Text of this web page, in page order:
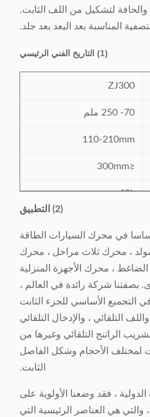
والحافة لتشكيل من اللف الثابت.
(1) التاريخ الفني الرئيسي
ZJ300
70- 250 ملم
110-210mm
≤300mm
40L
حوالي 2300kg
L3716x W1258 x
H2110mm
(2) التطبيق
في محرك السيارات الطاقة
، محرك ثلاث مراحل ، محرك
، محرك الأجهزة المنزلية
بصفتنا شركة رائدة في العالم ،
التجميع الأساسي للجزء الثابت
التلقائي ، والإدخال التلقائي
الراتنج التلقائي وغيرها من
لمختلف الأحجام وشكل الفاصل
الثابت.
، فقد وضعنا الأولوية على
والتي هي العناصر الرئيسية التي